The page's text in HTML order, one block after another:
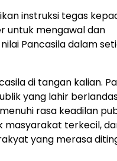
instruksi tegas
untuk mengawal dan
Pancasila dalam
di tangan kalian.
yang lahir
rasa keadilan
masyarakat terkecil,
yang merasa